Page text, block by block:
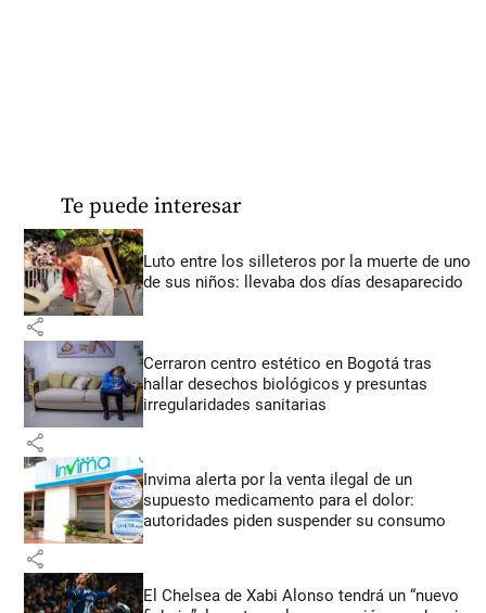
Te puede interesar
Luto entre los silleteros por la muerte de uno
de sus niños: llevaba dos días desaparecido
share
Cerraron centro estético en Bogotá tras
hallar desechos biológicos y presuntas
irregularidades sanitarias
share
Invima alerta por la venta ilegal de un
supuesto medicamento para el dolor:
autoridades piden suspender su consumo
share
El Chelsea de Xabi Alonso tendrá un “nuevo